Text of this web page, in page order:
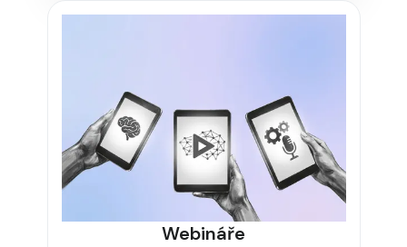
Webináře